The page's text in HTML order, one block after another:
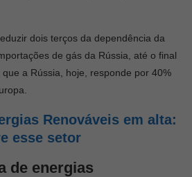
dois terços da dependência da
de gás da Rússia, até o final
a Rússia, hoje, responde por 40%
Renováveis em alta:
esse setor
de energias